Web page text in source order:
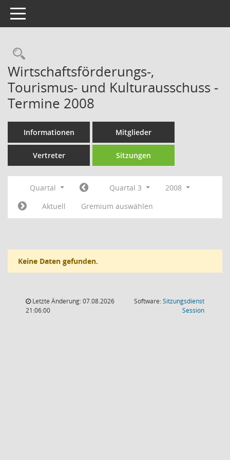
Toggle navigation
Rechercheauswahl
Wirtschaftsförderungs-,
Tourismus- und Kulturausschuss -
Termine 2008
Informationen Mitglieder
Vertreter Sitzungen
Quartal Quartal 3
2008
Aktuell
Gremium auswählen
Keine Daten gefunden.
Letzte Änderung: 07.08.2026
21:06:00
Software:Sitzungsdienst
Session(Wird in